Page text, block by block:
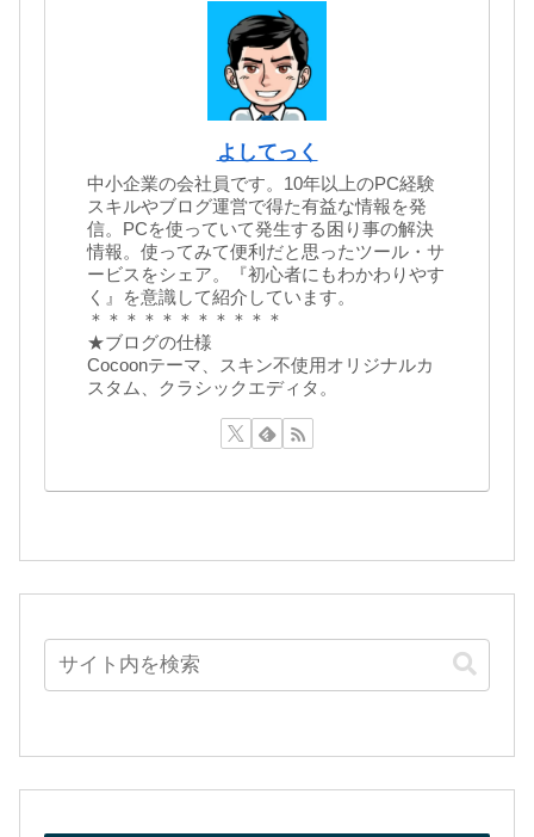
よしてっく
中小企業の会社員です。10年以上のPC経験
スキルやブログ運営で得た有益な情報を発
信。PCを使っていて発生する困り事の解決
情報。使ってみて便利だと思ったツール・サ
ービスをシェア。『初心者にもわかわりやす
く』を意識して紹介しています。
＊＊＊＊＊＊＊＊＊＊＊
★ブログの仕様
Cocoonテーマ、スキン不使用オリジナルカ
スタム、クラシックエディタ。